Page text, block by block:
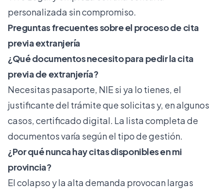
personalizada sin compromiso.
Preguntas frecuentes sobre el proceso de cita
previa extranjería
¿Qué documentos necesito para pedir la cita
previa de extranjería?
Necesitas pasaporte, NIE si ya lo tienes, el
justificante del trámite que solicitas y, en algunos
casos, certificado digital. La lista completa de
documentos varía según el tipo de gestión.
¿Por qué nunca hay citas disponibles en mi
provincia?
El colapso y la alta demanda provocan largas